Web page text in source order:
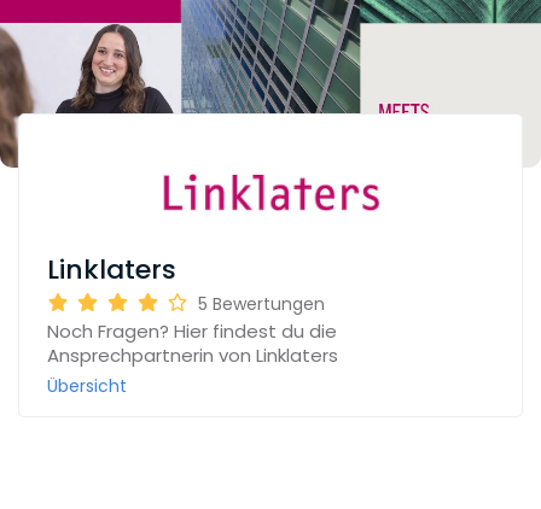
Linklaters
5 Bewertungen
Noch Fragen? Hier findest du die
Ansprechpartnerin von Linklaters
Übersicht